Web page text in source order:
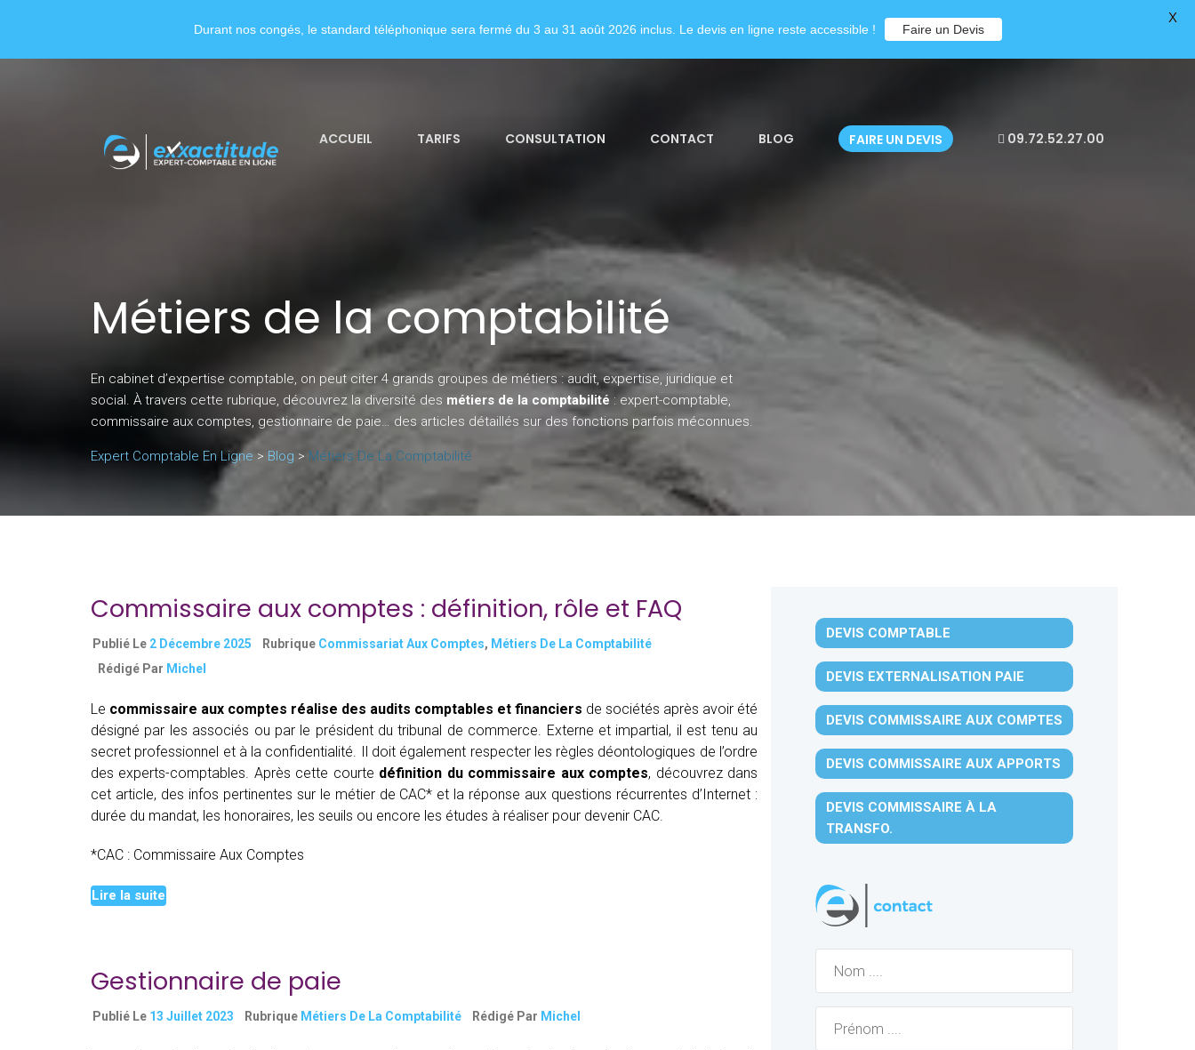
ACCUEIL TARIFS CONSULTATION CONTACT BLOG FAIRE UN DEVIS 09.72.52.27.00
Métiers de la comptabilité
En cabinet d’expertise comptable, on peut citer 4 grands groupes de métiers : audit, expertise, juridique et
social. À travers cette rubrique, découvrez la diversité des métiers de la comptabilité : expert-comptable,
commissaire aux comptes, gestionnaire de paie… des articles détaillés sur des fonctions parfois méconnues.
Expert Comptable En Ligne > Blog > Métiers De La Comptabilité
Commissaire aux comptes : définition, rôle et FAQ
Publié Le 2 Décembre 2025 Rubrique Commissariat Aux Comptes, Métiers De La Comptabilité
Rédigé Par Michel
Le commissaire aux comptes réalise des audits comptables et financiers de sociétés après avoir été
désigné par les associés ou par le président du tribunal de commerce. Externe et impartial, il est tenu au
secret professionnel et à la confidentialité. Il doit également respecter les règles déontologiques de l’ordre
des experts-comptables. Après cette courte définition du commissaire aux comptes, découvrez dans
cet article, des infos pertinentes sur le métier de CAC* et la réponse aux questions récurrentes d’Internet :
durée du mandat, les honoraires, les seuils ou encore les études à réaliser pour devenir CAC.
*CAC : Commissaire Aux Comptes
Lire la suite
Gestionnaire de paie
Publié Le 13 Juillet 2023 Rubrique Métiers De La Comptabilité Rédigé Par Michel
DEVIS COMPTABLE
DEVIS EXTERNALISATION PAIE
DEVIS COMMISSAIRE AUX COMPTES
DEVIS COMMISSAIRE AUX APPORTS
DEVIS COMMISSAIRE À LA
TRANSFO.
Durant nos congés, le standard téléphonique sera fermé du 3 au 31 août 2026 inclus. Le devis en ligne reste accessible ! Faire un Devis
X